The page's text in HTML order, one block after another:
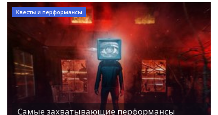
Квесты и перформансы
Самые захватывающие перформансы